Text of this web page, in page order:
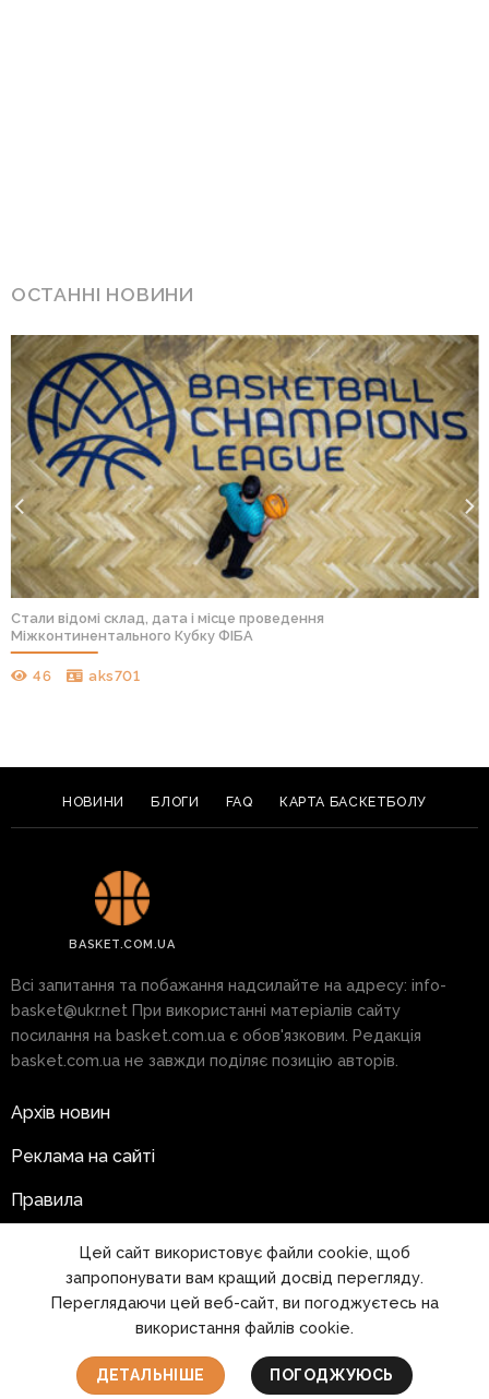
ОСТАННІ НОВИНИ
Стали відомі склад, дата і місце проведення
Міжконтинентального Кубку ФІБА
46 aks701
НОВИНИ БЛОГИ FAQ КАРТА БАСКЕТБОЛУ
BASKET.COM.UA
Всі запитання та побажання надсилайте на адресу: info-
basket@ukr.net При використанні матеріалів сайту
посилання на basket.com.ua є обов'язковим. Редакція
basket.com.ua не завжди поділяє позицію авторів.
Архів новин
Реклама на сайті
Правила
1999 - 2026 © www.basket.com.ua
Цей сайт використовує файли cookie, щоб
запропонувати вам кращий досвід перегляду.
Переглядаючи цей веб-сайт, ви погоджуєтесь на
використання файлів cookie.
ДЕТАЛЬНІШЕ ПОГОДЖУЮСЬ